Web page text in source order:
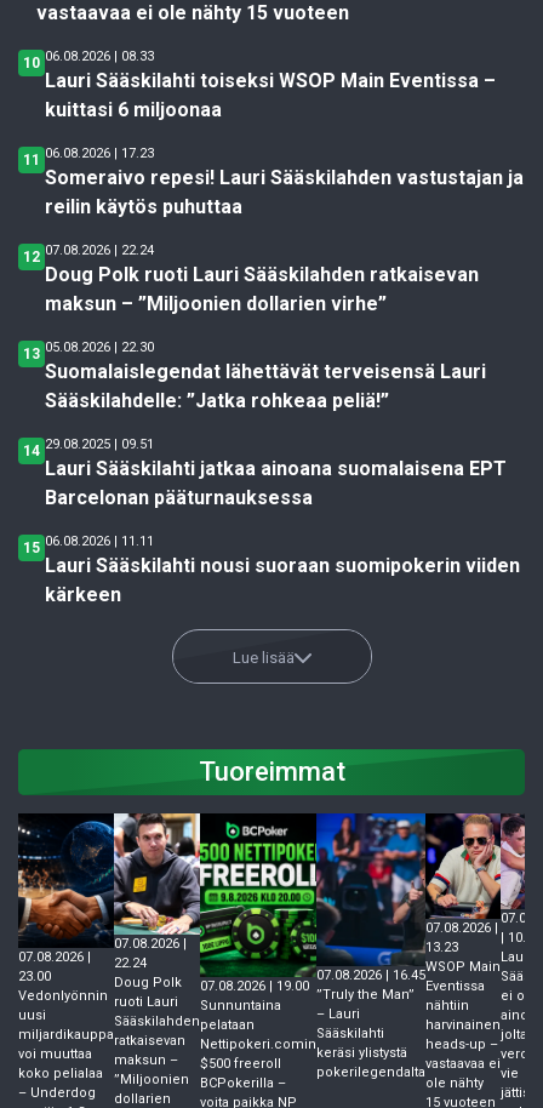
vastaavaa ei ole nähty 15 vuoteen
10 06.08.2026 | 08.33
Lauri Sääskilahti toiseksi WSOP Main Eventissa –
kuittasi 6 miljoonaa
11 06.08.2026 | 17.23
Someraivo repesi! Lauri Sääskilahden vastustajan ja
reilin käytös puhuttaa
12 07.08.2026 | 22.24
Doug Polk ruoti Lauri Sääskilahden ratkaisevan
maksun – ”Miljoonien dollarien virhe”
13 05.08.2026 | 22.30
Suomalaislegendat lähettävät terveisensä Lauri
Sääskilahdelle: ”Jatka rohkeaa peliä!”
14 29.08.2025 | 09.51
Lauri Sääskilahti jatkaa ainoana suomalaisena EPT
Barcelonan pääturnauksessa
15 06.08.2026 | 11.11
Lauri Sääskilahti nousi suoraan suomipokerin viiden
kärkeen
Lue lisää
Tuoreimmat
07.08.2026 |
23.00
Vedonlyönnin
uusi
miljardikauppa
voi muuttaa
koko pelialaa
– Underdog
07.08.2026 |
22.24
Doug Polk
ruoti Lauri
Sääskilahden
ratkaisevan
maksun –
”Miljoonien
dollarien
07.08.2026 | 19.00
Sunnuntaina
pelataan
Nettipokeri.comin
$500 freeroll
BCPokerilla –
voita paikka NP
07.08.2026 | 16.45
”Truly the Man”
– Lauri
Sääskilahti
keräsi ylistystä
pokerilegendalta
07.08.2026 |
13.23
WSOP Main
Eventissa
nähtiin
harvinainen
heads-up –
vastaavaa ei
ole nähty
15 vuoteen
| 10.51
Lauri
ei ole
ainoa,
jolta
vie